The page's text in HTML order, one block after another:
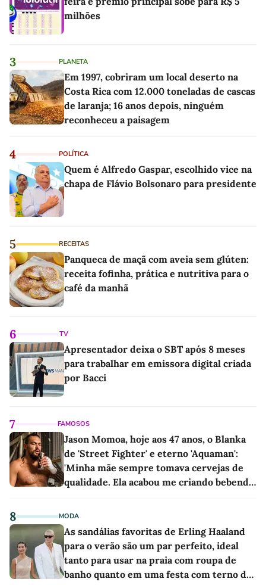
milhões
3 PLANETA
Em 1997, cobriram um local deserto na
Costa Rica com 12.000 toneladas de cascas
de laranja; 16 anos depois, ninguém
reconheceu a paisagem
4 POLÍTICA
Quem é Alfredo Gaspar, escolhido vice na
chapa de Flávio Bolsonaro para presidente
5 RECEITAS
Panqueca de maçã com aveia sem glúten:
receita fofinha, prática e nutritiva para o
café da manhã
6 TV
Apresentador deixa o SBT após 8 meses
para trabalhar em emissora digital criada
por Bacci
7 FAMOSOS
Jason Momoa, hoje aos 47 anos, o Blanka
de 'Street Fighter' e eterno 'Aquaman':
'Minha mãe sempre tomava cervejas de
qualidade. Ela acabou me criando bebendo
8 MODA
As sandálias favoritas de Erling Haaland
para o verão são um par perfeito, ideal
tanto para usar na praia com roupa de
banho quanto em uma festa com terno de